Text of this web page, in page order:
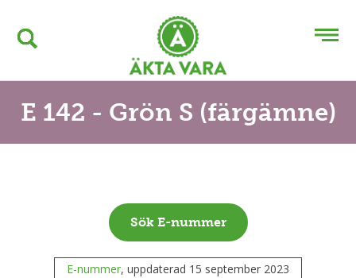
E 142 - Grön S (färgämne)
Sök E-nummer
E-nummer, uppdaterad 15 september 2023